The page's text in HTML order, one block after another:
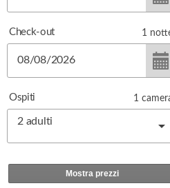
Check-out 1
Ospiti
2 adulti
1
Mostra prezzi